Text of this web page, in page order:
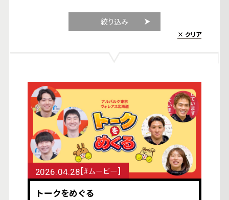
絞り込み
× クリア
2026.04.28[#ムービー]
トークをめぐる